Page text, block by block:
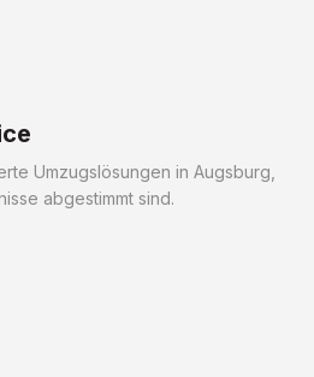
Umzugslösungen in Augsburg,
abgestimmt sind.